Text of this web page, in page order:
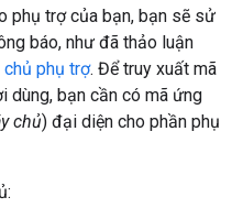
phụ trợ của bạn, bạn sẽ sử
báo, như đã thảo luận
phụ trợ. Để truy xuất mã
dùng, bạn cần có mã ứng
chủ) đại diện cho phần phụ